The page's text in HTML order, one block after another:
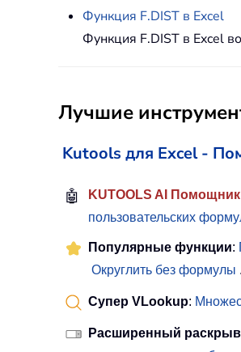
Функция F.DIST в Excel
Функция F.DIST в Excel
Лучшие
Kutools для Excel -
🤖 KUTOOLS AI Помощник
пользовательских
Популярные функции:
Округлить без формулы
Супер VLookup:
Расширенный